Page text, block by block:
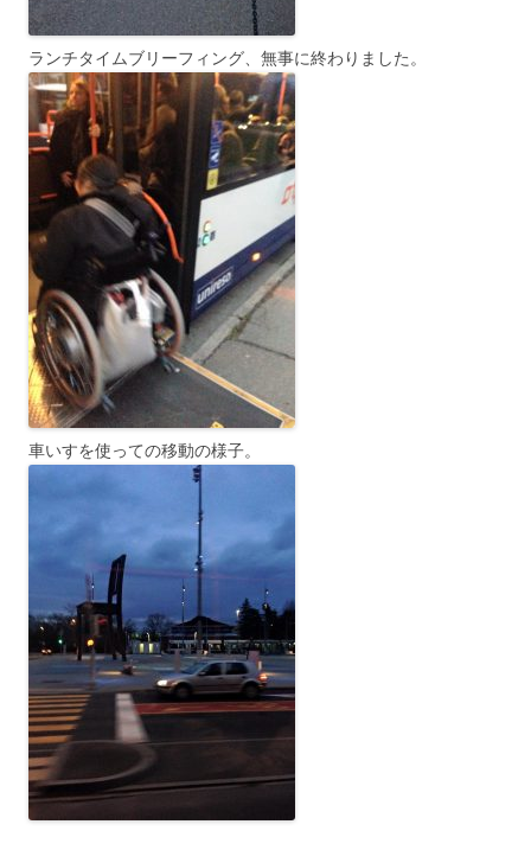
ランチタイムブリーフィング、無事に終わりました。
車いすを使っての移動の様子。